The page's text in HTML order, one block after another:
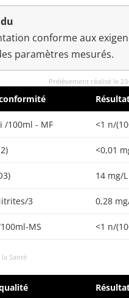
conforme aux
paramètres mesurés.
Prélèvement réalisé le
/100ml - MF <1 n/
<0,01
14 mg/L
3 0,28
MS <1 n/
Santé